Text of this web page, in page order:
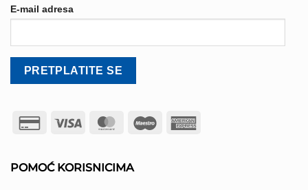
POMOĆ KORISNICIMA
E-mail adresa
Credit
Visa MasterCard
Maestro